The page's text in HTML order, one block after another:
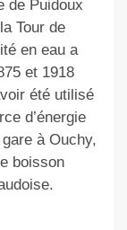
de Puidoux
Tour de
en eau a
et 1918
été utilisé
d’énergie
à Ouchy,
boisson